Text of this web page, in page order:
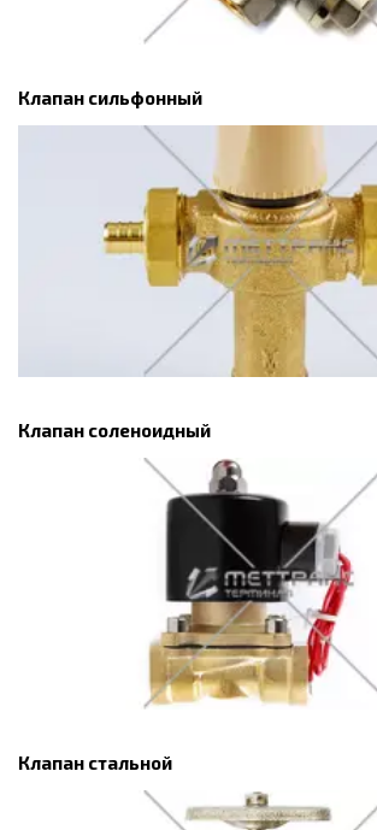
Клапан сильфонный
Клапан соленоидный
Клапан стальной